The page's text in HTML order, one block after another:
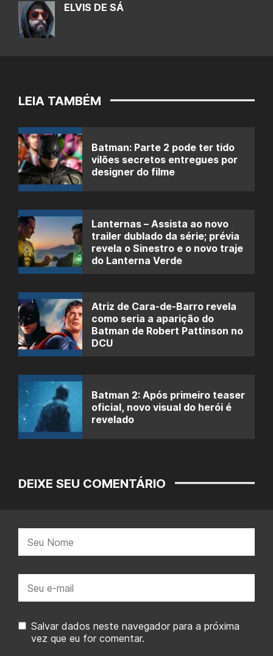
ELVIS DE SÁ
LEIA TAMBÉM
Batman: Parte 2 pode ter tido
vilões secretos entregues por
designer do filme
Lanternas – Assista ao novo
trailer dublado da série; prévia
revela o Sinestro e o novo traje
do Lanterna Verde
Atriz de Cara-de-Barro revela
como seria a aparição do
Batman de Robert Pattinson no
DCU
Batman 2: Após primeiro teaser
oficial, novo visual do herói é
revelado
DEIXE SEU COMENTÁRIO
mail:
Salvar dados neste navegador para a próxima
vez que eu for comentar.